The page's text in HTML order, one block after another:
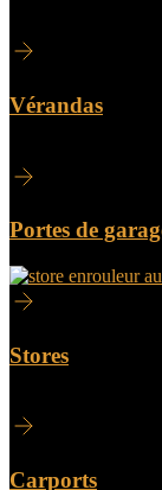
Vérandas
Portes de
Stores
Carports